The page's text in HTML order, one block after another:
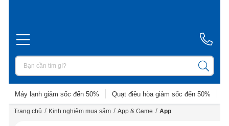
Máy lạnh giảm sốc đến 50% Quạt điều hòa giảm sốc đến 50%
Trang chủ / Kinh nghiệm mua sắm / App & Game / App